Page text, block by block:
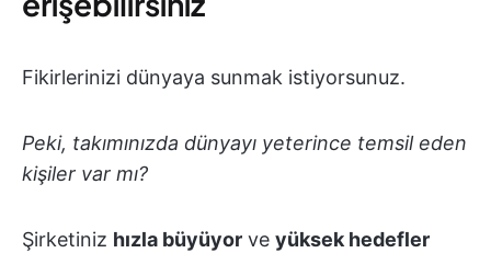
Fikirlerinizi dünyaya sunmak istiyorsunuz.
Peki, takımınızda dünyayı yeterince temsil eden
kişiler var mı?
Şirketiniz hızla büyüyor ve yüksek hedefler